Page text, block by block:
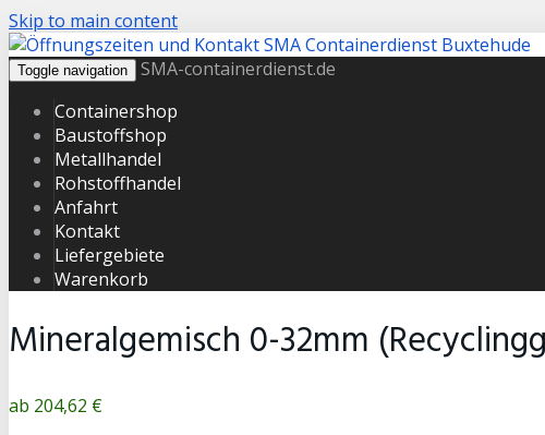
Skip to main content
Toggle navigation
SMA-containerdienst.de
Containershop
Baustoffshop
Metallhandel
Rohstoffhandel
Anfahrt
Kontakt
Liefergebiete
Warenkorb
Mineralgemisch 0-32mm
Produktpreis
204,62 €